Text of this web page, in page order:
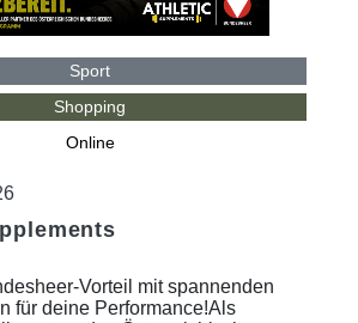
Sport
Shopping
Online
Vorteil mit spannenden
für deine Performance!Als